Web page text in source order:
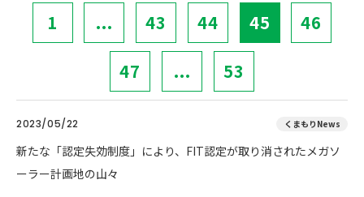
1 ... 43 44 45 46
47 ... 53
2023/05/22 くまもりNews
新たな「認定失効制度」により、FIT認定が取り消されたメガソ
ーラー計画地の山々